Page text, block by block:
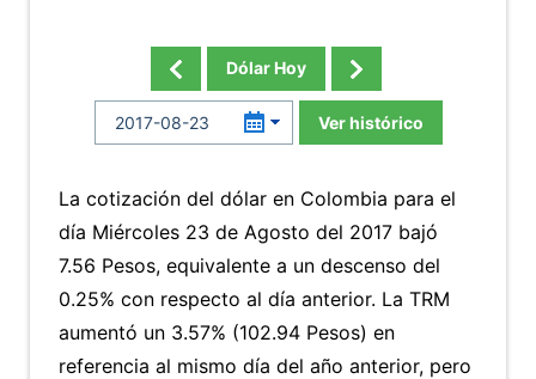
Dólar Hoy
Ver histórico
La cotización del dólar en Colombia para el
día Miércoles 23 de Agosto del 2017 bajó
7.56 Pesos, equivalente a un descenso del
0.25% con respecto al día anterior. La TRM
aumentó un 3.57% (102.94 Pesos) en
referencia al mismo día del año anterior, pero